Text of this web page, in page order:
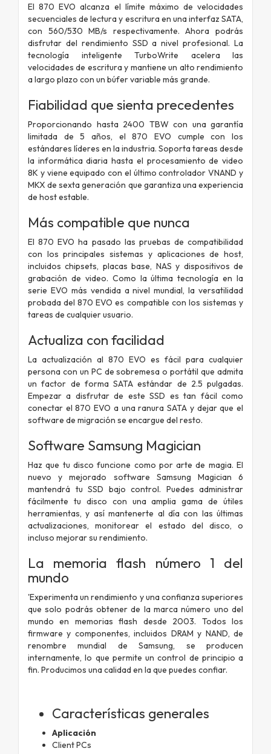
El 870 EVO alcanza el límite máximo de velocidades
secuenciales de lectura y escritura en una interfaz SATA,
con 560/530 MB/s respectivamente. Ahora podrás
disfrutar del rendimiento SSD a nivel profesional. La
tecnología inteligente TurboWrite acelera las
velocidades de escritura y mantiene un alto rendimiento
a largo plazo con un búfer variable más grande.
Fiabilidad que sienta precedentes
Proporcionando hasta 2400 TBW con una garantía
limitada de 5 años, el 870 EVO cumple con los
estándares líderes en la industria. Soporta tareas desde
la informática diaria hasta el procesamiento de video
8K y viene equipado con el último controlador VNAND y
MKX de sexta generación que garantiza una experiencia
de host estable.
Más compatible que nunca
El 870 EVO ha pasado las pruebas de compatibilidad
con los principales sistemas y aplicaciones de host,
incluidos chipsets, placas base, NAS y dispositivos de
grabación de video. Como la última tecnología en la
serie EVO más vendida a nivel mundial, la versatilidad
probada del 870 EVO es compatible con los sistemas y
tareas de cualquier usuario.
Actualiza con facilidad
La actualización al 870 EVO es fácil para cualquier
persona con un PC de sobremesa o portátil que admita
un factor de forma SATA estándar de 2.5 pulgadas.
Empezar a disfrutar de este SSD es tan fácil como
conectar el 870 EVO a una ranura SATA y dejar que el
software de migración se encargue del resto.
Software Samsung Magician
Haz que tu disco funcione como por arte de magia. El
nuevo y mejorado software Samsung Magician 6
mantendrá tu SSD bajo control. Puedes administrar
fácilmente tu disco con una amplia gama de útiles
herramientas, y así mantenerte al día con las últimas
actualizaciones, monitorear el estado del disco, o
incluso mejorar su rendimiento.
La memoria flash número 1 del
mundo
'Experimenta un rendimiento y una confianza superiores
que solo podrás obtener de la marca número uno del
mundo en memorias flash desde 2003. Todos los
firmware y componentes, incluidos DRAM y NAND, de
renombre mundial de Samsung, se producen
internamente, lo que permite un control de principio a
fin. Producimos una calidad en la que puedes confiar.
Características generales
Aplicación
Client PCs